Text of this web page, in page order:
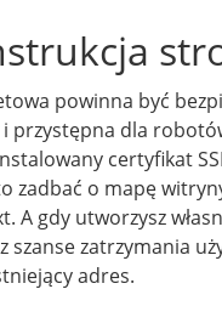
powinna być
przystępna dla
certyfikat
zadbać o mapę
A gdy utworzysz
szanse zatrzymania
adres.